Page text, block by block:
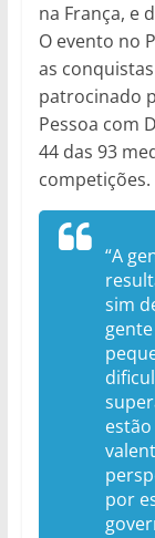
na França, e
O evento no
as
patrocinado
Pessoa com
44 das 93
competições.
“A
sim
por